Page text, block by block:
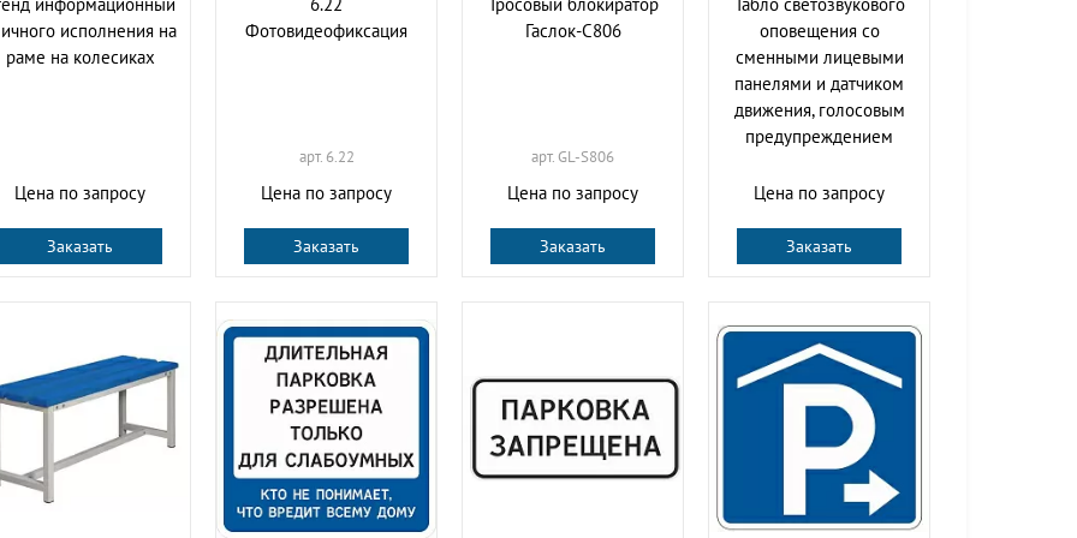
исполнения на
раме на колесиках
Цена по запросу
Заказать
Фотовидеофиксация
арт. 6.22
Цена по запросу
Заказать
Гаслок-С806
арт. GL-S806
Цена по запросу
Заказать
оповещения со
сменными лицевыми
панелями и датчиком
движения, голосовым
предупреждением
Цена по запросу
Заказать